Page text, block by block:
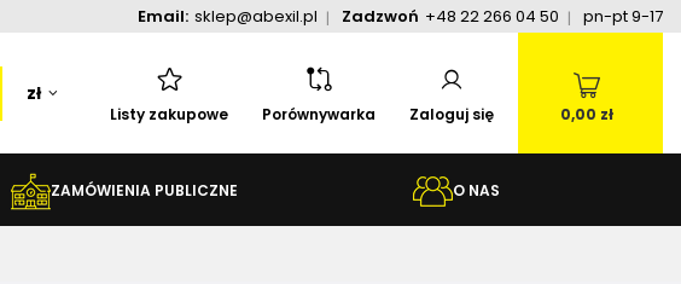
Email: sklep@abexil.pl Zadzwoń +48 22 266 04 50 pn-pt 9-17
zł
Listy zakupowe Porównywarka Zaloguj się 0,00 zł
ZAMÓWIENIA PUBLICZNE O NAS